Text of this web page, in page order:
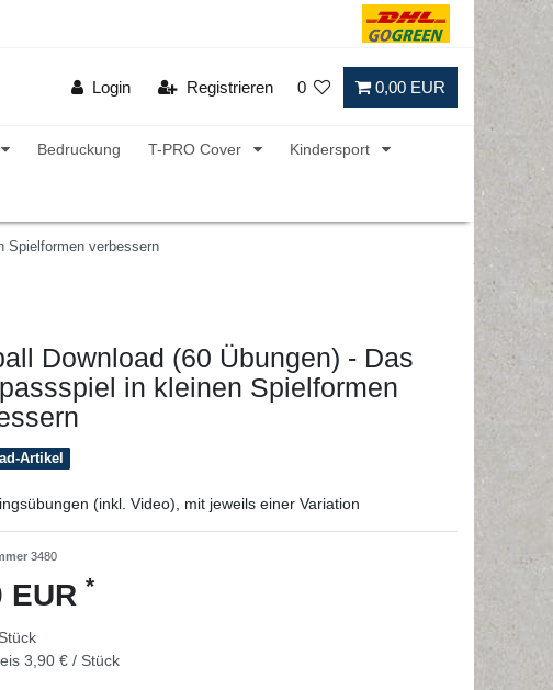
Login Registrieren 0 0,00 EUR
Bedruckung T-PRO Cover Kindersport
Spielformen verbessern
Download (60 Übungen) - Das
in kleinen Spielformen
Artikel
(inkl. Video), mit jeweils einer Variation
3480
EUR *
Stück
3,90 € / Stück